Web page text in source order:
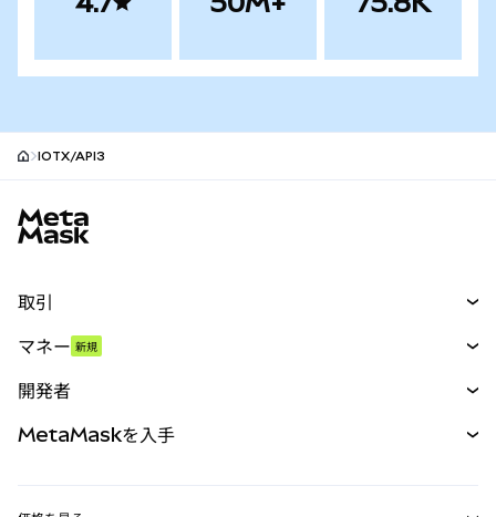
IOTX/API3
取引
パーペチュアル
RWA
マネー 新規
開発者
MetaMaskを入手